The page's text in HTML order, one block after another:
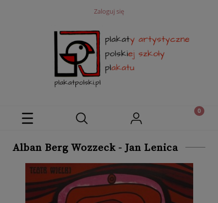
Zaloguj się
Alban Berg Wozzeck - Jan Lenica